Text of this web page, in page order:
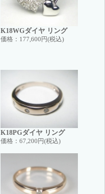
K18WGダイヤ リング
価格： 177,600円(税込)
K18PGダイヤ リング
価格： 67,200円(税込)